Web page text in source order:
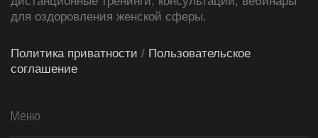
для оздоровления женской сферы.
Политика приватности / Пользовательское
соглашение
Меню